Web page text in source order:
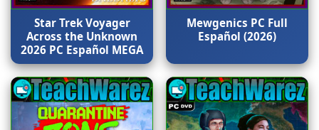
Star Trek Voyager
Across the Unknown
2026 PC Español MEGA
Mewgenics PC Full
Español (2026)